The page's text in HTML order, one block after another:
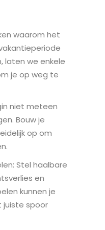
waarom het
laten we enkele
je op weg te
niet meteen
Bouw je
op om
Stel haalbare
en
kunnen je
juiste spoor